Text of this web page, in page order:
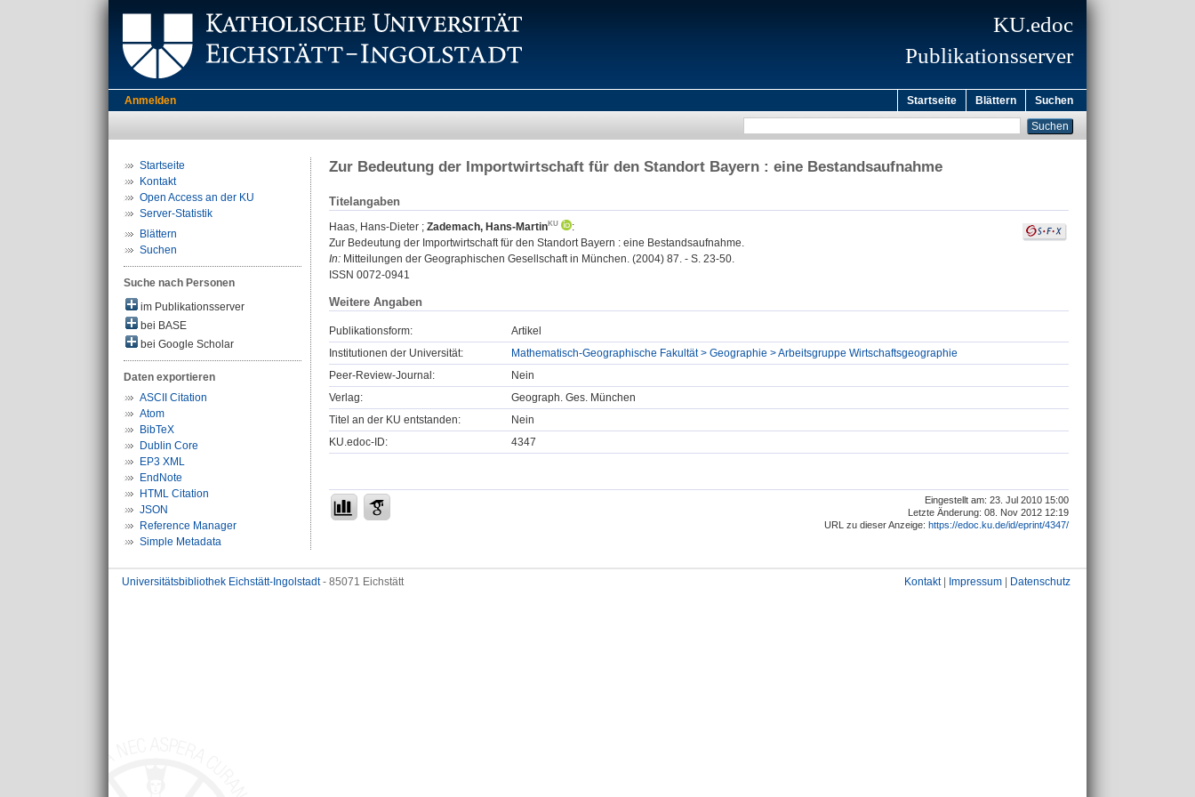
KU.edoc
Publikationsserver
Anmelden Startseite Blättern Suchen
Startseite
Kontakt
Open Access an der KU
Server-Statistik
Blättern
Suchen
Suche nach Personen
im Publikationsserver
bei BASE
bei Google Scholar
Daten exportieren
ASCII Citation
Atom
BibTeX
Dublin Core
EP3 XML
EndNote
HTML Citation
JSON
Reference Manager
Simple Metadata
Zur Bedeutung der Importwirtschaft für den Standort Bayern : eine Bestandsaufnahme
Titelangaben
Haas, Hans-Dieter ; Zademach, Hans-Martin
:
Zur Bedeutung der Importwirtschaft für den Standort Bayern : eine Bestandsaufnahme.
In: Mitteilungen der Geographischen Gesellschaft in München. (2004) 87. - S. 23-50.
ISSN 0072-0941
Weitere Angaben
Publikationsform:
Artikel
Institutionen der Universität:
Mathematisch-Geographische Fakultät > Geographie > Arbeitsgruppe Wirtschaftsgeographie
Peer-Review-Journal:
Nein
Verlag:
Geograph. Ges. München
Titel an der KU entstanden:
Nein
KU.edoc-ID:
4347
Eingestellt am: 23. Jul 2010 15:00
Letzte Änderung: 08. Nov 2012 12:19
URL zu dieser Anzeige: https://edoc.ku.de/id/eprint/4347/
Universitätsbibliothek Eichstätt-Ingolstadt- 85071 Eichstätt Kontakt| Impressum Datenschutz